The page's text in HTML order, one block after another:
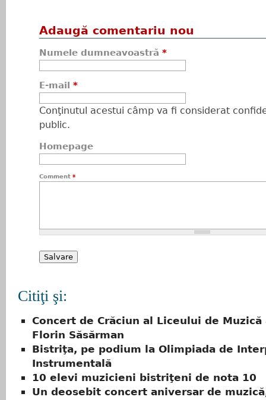
Adaugă comentariu nou
Numele dumneavoastră *
E-mail *
Conţinutul acestui câmp va fi considerat
public.
Homepage
Comment *
Citiţi şi:
Concert de Crăciun al Liceului de
Florin Săsărman
Bistriţa, pe podium la Olimpiada de
Instrumentală
10 elevi muzicieni bistriţeni de nota 10
Un deosebit concert aniversar de